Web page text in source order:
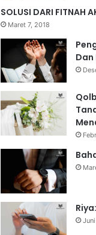
SOLUSI DARI FITNAH
Maret 7, 2018
Dan